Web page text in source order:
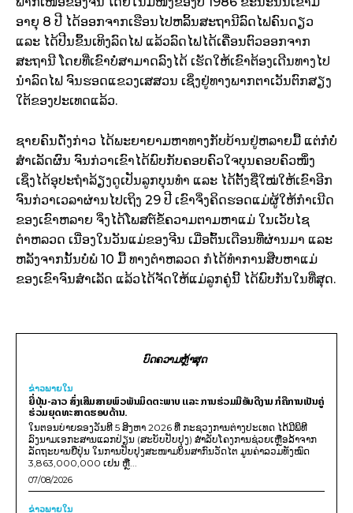
ອາຍຸ 8 ປີ ໄດ້ອອກຈາກເຮືອນໄປຫລິ້ນສະຖານີລົດໄຟຄົນດຽວ
ແລະ ໄດ້ປີນຂຶ້ນເທິງລົດໄຟ ແລ້ວລົດໄຟໄດ້ເຄື່ອນຕົວອອກຈາກ
ສະຖານີ ໂດຍທີ່ເຂົາບໍ່ສາມາດລົງໄດ້ ເຮັດໃຫ້ເຂົາຕ້ອງເດີນທາງໄປ
ນຳລົດໄຟ ຈົນຮອດແຂວງເສສວນ ເຊິ່ງຢູ່ທາງພາກຕາເວັນຕົກສຽງ
ໃຕ້ຂອງປະເທດແລ້ວ.
ຊາຍຄົນດັ່ງກ່າວ ໄດ້ພະຍາຍາມຫາທາງກັບບ້ານຢູ່ຫລາຍມື້ ແຕ່ກໍບໍ່
ສຳເລັດຜົນ ຈົນກ່ວາເຂົາໄດ້ພົບກັບຄອບຄົວໃຈບຸນຄອບຄົວໜຶ່ງ
ເຊິ່ງໄດ້ອຸປະຖຳລ້ຽງດູເປັນລູກບຸນທຳ ແລະ ໄດ້ຕັ້ງຊື່ໃໝ່ໃຫ້ເຂົາອີກ
ຈົນກ່ວາເວລາຜ່ານໄປເຖິງ 29 ປີ ເຂົາຈິ່ງຄິດຮອດແມ່ຜູ້ໃຫ້ກຳເນີດ
ຂອງເຂົາຫລາຍ ຈິ່ງໄດ້ໂພສຕ໌ຂໍ້ຄວາມຕາມຫາແມ່ ໃນເວັບໄຊ
ຕຳຫລວດ ເນື່ອງໃນວັນແມ່ຂອງຈີນ ເມື່ອຕົ້ນເດືອນທີ່ຜ່ານມາ ແລະ
ຫລັງຈາກນັ້ນບໍ່ພໍ 10 ມື້ ທາງຕຳຫລວດ ກໍໄດ້ທຳການສືບຫາແມ່
ຂອງເຂົາຈົນສຳເລັດ ແລ້ວໄດ້ຈັດໃຫ້ແມ່ລູກຄູ່ນີ້ ໄດ້ພົບກັນໃນທີ່ສຸດ.
ບົດຄວາມຫຼ້າສຸດ
ຂ່າວພາຍ​ໃນ
ຍີ່ປຸ່ນ-ລາວ ສົ່ງເສີມສາຍພົວພັນມິດຕະພາບ ແລະ ການຮ່ວມມືອັນດີງາມ ກໍຄືການເປັນຄູ່
ຮ່ວມຍຸດທະສາດຮອບດ້ານ.
ໃນຕອນບ່າຍຂອງວັນທີ 5 ສິງຫາ 2026 ທີ່ ກະຊວງການຕ່າງປະເທດ ໄດ້ມີພິທີ
ລົງນາມເອກະສານແລກປ່ຽນ (ສະບັບປັບປຸງ) ສໍາລັບໂຄງການຊ່ວຍເຫຼືອລ້າຈາກ
ລັດຖະບານຍີ່ປຸ່ນ ໃນການປັບປຸງສະໜາມບິນສາກົນວັດໄຕ ມູນຄ່າລວມທັງໝົດ
3,863,000,000 ເຢນ ຫຼື...
07/08/2026
ຂ່າວພາຍ​ໃນ